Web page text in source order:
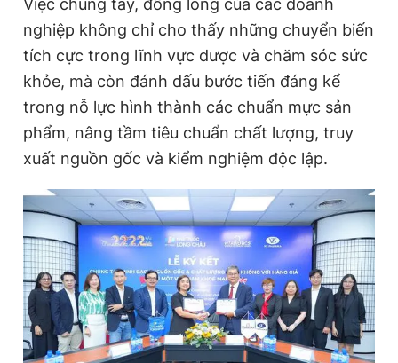
Việc chung tay, đồng lòng của các doanh
nghiệp không chỉ cho thấy những chuyển biến
tích cực trong lĩnh vực dược và chăm sóc sức
khỏe, mà còn đánh dấu bước tiến đáng kể
trong nỗ lực hình thành các chuẩn mực sản
phẩm, nâng tầm tiêu chuẩn chất lượng, truy
xuất nguồn gốc và kiểm nghiệm độc lập.